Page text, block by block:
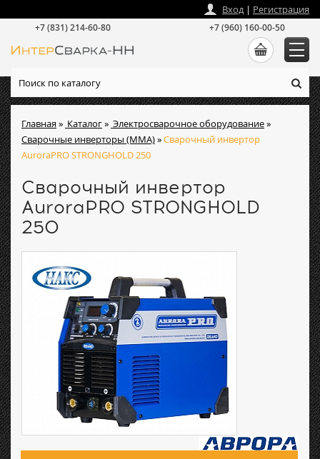
Главная» Каталог» Электросварочное оборудование»
Сварочные инверторы (ММА)»Cварочный инвертор
AuroraPRO STRONGHOLD 250
Cварочный инвертор
AuroraPRO STRONGHOLD
250
Вход| Регистрация
+7 (831) 214-60-80 +7 (960) 160-00-50